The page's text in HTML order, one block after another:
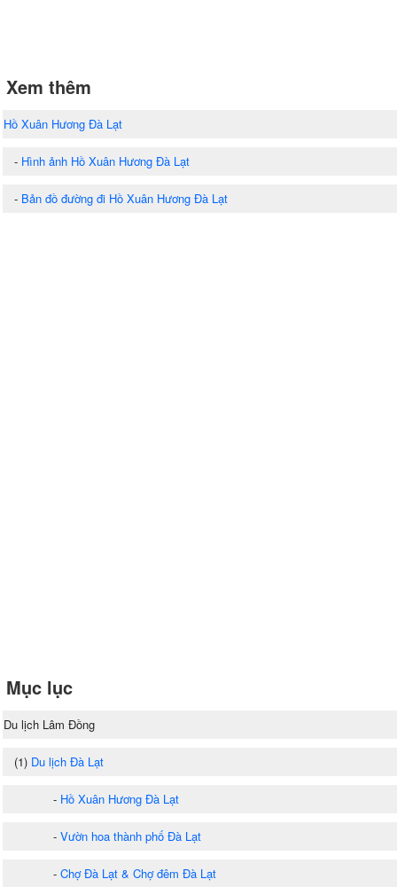
Xem thêm
Hồ Xuân Hương Đà Lạt
- Hình ảnh Hồ Xuân Hương Đà Lạt
- Bản đồ đường đi Hồ Xuân Hương Đà Lạt
Mục lục
Du lịch Lâm Đồng
(1) Du lịch Đà Lạt
- Hồ Xuân Hương Đà Lạt
- Vườn hoa thành phố Đà Lạt
- Chợ Đà Lạt & Chợ đêm Đà Lạt